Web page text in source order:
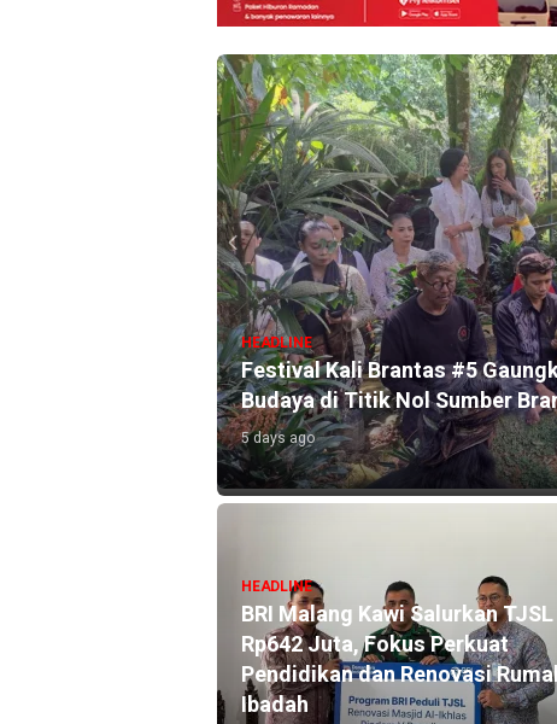
HEADLINE
Festival Kali Brantas #5
Budaya di Titik Nol Sumber
5 days ago
HEADLINE
BRI Malang Kawi Salurkan TJSL
Rp642 Juta, Fokus Perkuat
Pendidikan dan Renovasi
Ibadah